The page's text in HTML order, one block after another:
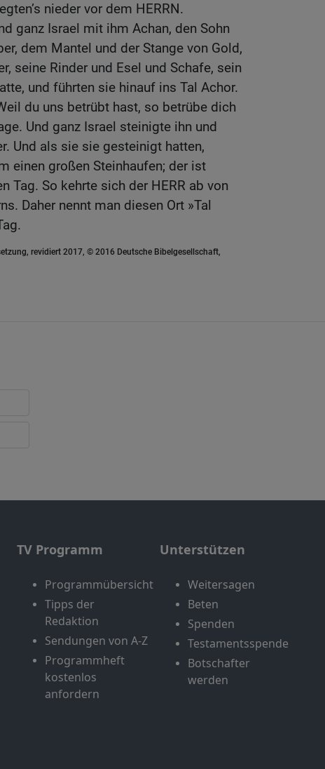
nieder vor dem HERRN.
ganz Israel mit ihm Achan, den Sohn
dem Mantel und der Stange von Gold,
seine Rinder und Esel und Schafe, sein
und führten sie hinauf ins Tal Achor.
du uns betrübt hast, so betrübe dich
Und ganz Israel steinigte ihn und
Und als sie sie gesteinigt hatten,
einen großen Steinhaufen; der ist
Tag. So kehrte sich der HERR ab von
Daher nennt man diesen Ort »Tal
revidiert 2017, © 2016 Deutsche Bibelgesellschaft,
TV Programm
Programmübersicht
Tipps der
Redaktion
Sendungen von A-Z
Programmheft
kostenlos
anfordern
Unterstützen
Weitersagen
Beten
Spenden
Testamentsspende
Botschafter
werden